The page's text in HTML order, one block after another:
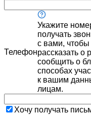
Телефон
Укажите
получать
с вами, чтобы
рассказать о
сообщить о
способах
к вашим
лицам.
Хочу получать